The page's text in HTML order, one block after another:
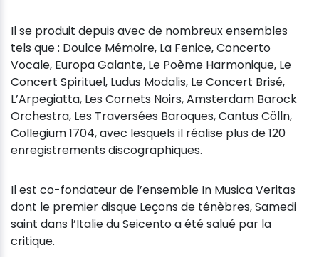
Il se produit depuis avec de nombreux ensembles
tels que : Doulce Mémoire, La Fenice, Concerto
Vocale, Europa Galante, Le Poème Harmonique, Le
Concert Spirituel, Ludus Modalis, Le Concert Brisé,
L’Arpegiatta, Les Cornets Noirs, Amsterdam Barock
Orchestra, Les Traversées Baroques, Cantus Cölln,
Collegium 1704, avec lesquels il réalise plus de 120
enregistrements discographiques.
Il est co-fondateur de l’ensemble In Musica Veritas
dont le premier disque Leçons de ténèbres, Samedi
saint dans l’Italie du Seicento a été salué par la
critique.